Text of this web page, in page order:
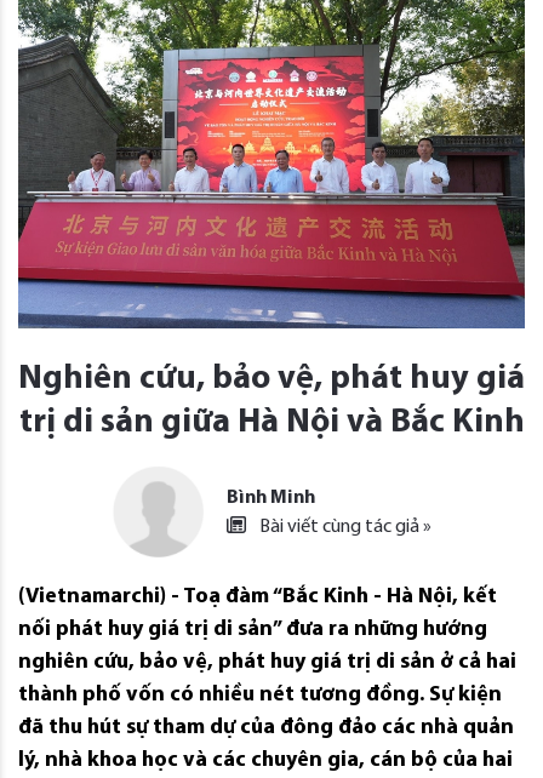
Nghiên cứu, bảo vệ, phát huy giá
trị di sản giữa Hà Nội và Bắc Kinh
Bình Minh
Bài viết cùng tác giả »
(Vietnamarchi) - Toạ đàm “Bắc Kinh - Hà Nội, kết
nối phát huy giá trị di sản” đưa ra những hướng
nghiên cứu, bảo vệ, phát huy giá trị di sản ở cả hai
thành phố vốn có nhiều nét tương đồng. Sự kiện
đã thu hút sự tham dự của đông đảo các nhà quản
lý, nhà khoa học và các chuyên gia, cán bộ của hai